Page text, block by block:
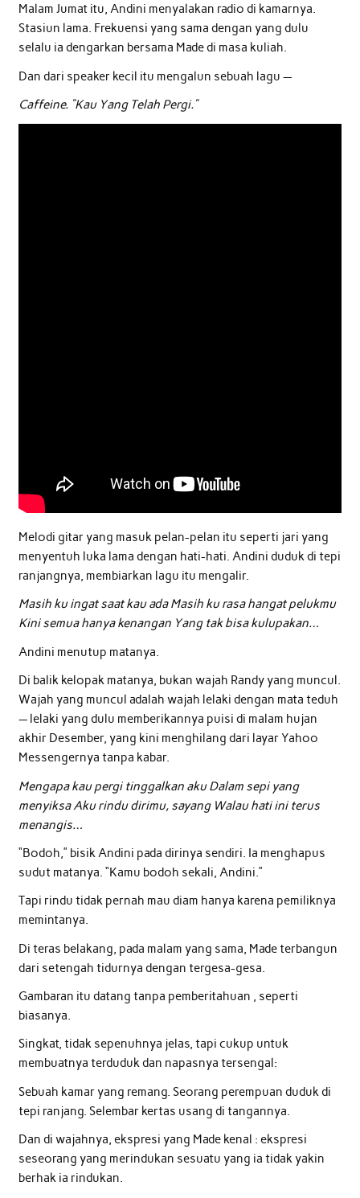
Malam Jumat itu, Andini menyalakan radio di kamarnya.
Stasiun lama. Frekuensi yang sama dengan yang dulu
selalu ia dengarkan bersama Made di masa kuliah.
Dan dari speaker kecil itu mengalun sebuah lagu —
Caffeine. “Kau Yang Telah Pergi.”
Melodi gitar yang masuk pelan-pelan itu seperti jari yang
menyentuh luka lama dengan hati-hati. Andini duduk di tepi
ranjangnya, membiarkan lagu itu mengalir.
Masih ku ingat saat kau ada Masih ku rasa hangat pelukmu
Kini semua hanya kenangan Yang tak bisa kulupakan…
Andini menutup matanya.
Di balik kelopak matanya, bukan wajah Randy yang muncul.
Wajah yang muncul adalah wajah lelaki dengan mata teduh
— lelaki yang dulu memberikannya puisi di malam hujan
akhir Desember, yang kini menghilang dari layar Yahoo
Messengernya tanpa kabar.
Mengapa kau pergi tinggalkan aku Dalam sepi yang
menyiksa Aku rindu dirimu, sayang Walau hati ini terus
menangis…
“Bodoh,” bisik Andini pada dirinya sendiri. Ia menghapus
sudut matanya. “Kamu bodoh sekali, Andini.”
Tapi rindu tidak pernah mau diam hanya karena pemiliknya
memintanya.
Di teras belakang, pada malam yang sama, Made terbangun
dari setengah tidurnya dengan tergesa-gesa.
Gambaran itu datang tanpa pemberitahuan , seperti
biasanya.
Singkat, tidak sepenuhnya jelas, tapi cukup untuk
membuatnya terduduk dan napasnya tersengal:
Sebuah kamar yang remang. Seorang perempuan duduk di
tepi ranjang. Selembar kertas usang di tangannya.
Dan di wajahnya, ekspresi yang Made kenal : ekspresi
seseorang yang merindukan sesuatu yang ia tidak yakin
berhak ia rindukan.